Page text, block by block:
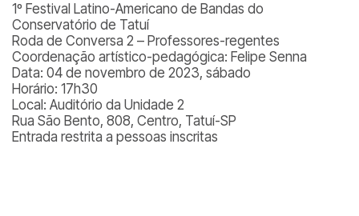
1º Festival Latino-Americano de Bandas do
Conservatório de Tatuí
Roda de Conversa 2 – Professores-regentes
Coordenação artístico-pedagógica: Felipe Senna
Data: 04 de novembro de 2023, sábado
Horário: 17h30
Local: Auditório da Unidade 2
Rua São Bento, 808, Centro, Tatuí-SP
Entrada restrita a pessoas inscritas